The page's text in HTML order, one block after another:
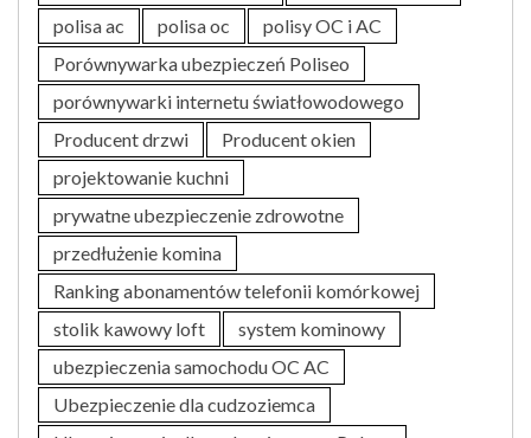
polisa ac
polisa oc
polisy OC i AC
Porównywarka ubezpieczeń Poliseo
porównywarki internetu światłowodowego
Producent drzwi
Producent okien
projektowanie kuchni
prywatne ubezpieczenie zdrowotne
przedłużenie komina
Ranking abonamentów telefonii komórkowej
stolik kawowy loft
system kominowy
ubezpieczenia samochodu OC AC
Ubezpieczenie dla cudzoziemca